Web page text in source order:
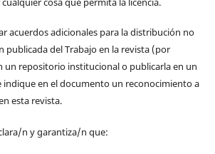
acuerdos adicionales para la distribución no
publicada del Trabajo en la revista (por
un repositorio institucional o publicarla en un
indique en el documento un reconocimiento a
esta revista.
n y garantiza/n que: